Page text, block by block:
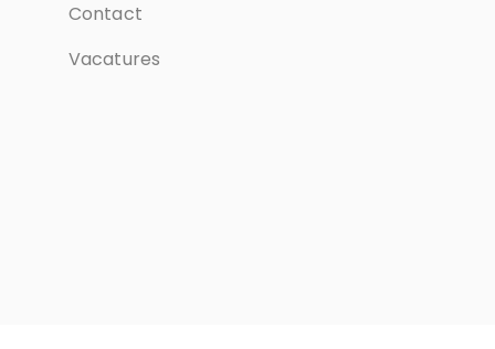
Contact
Vacatures